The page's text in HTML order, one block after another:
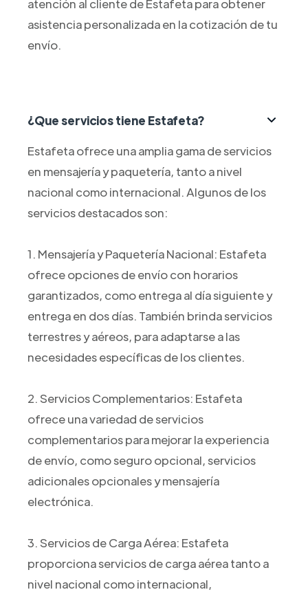
atención al cliente de Estafeta para obtener
asistencia personalizada en la cotización de tu
envío.
¿Que servicios tiene Estafeta?
Estafeta ofrece una amplia gama de servicios
en mensajería y paquetería, tanto a nivel
nacional como internacional. Algunos de los
servicios destacados son:
1. Mensajería y Paquetería Nacional: Estafeta
ofrece opciones de envío con horarios
garantizados, como entrega al día siguiente y
entrega en dos días. También brinda servicios
terrestres y aéreos, para adaptarse a las
necesidades específicas de los clientes.
2. Servicios Complementarios: Estafeta
ofrece una variedad de servicios
complementarios para mejorar la experiencia
de envío, como seguro opcional, servicios
adicionales opcionales y mensajería
electrónica.
3. Servicios de Carga Aérea: Estafeta
proporciona servicios de carga aérea tanto a
nivel nacional como internacional,